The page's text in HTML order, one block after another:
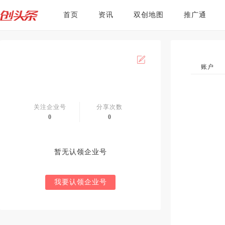
首页 资讯 双创地图 推广通
关注企业号
0
分享次数
0
暂无认领企业号
我要认领企业号
账户